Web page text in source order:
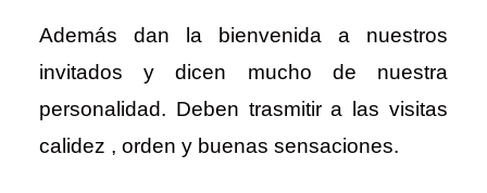
Además dan la bienvenida a nuestros
invitados y dicen mucho de nuestra
personalidad. Deben trasmitir a las visitas
calidez , orden y buenas sensaciones.